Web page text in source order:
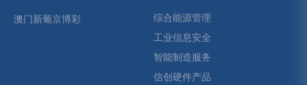
澳门新葡京博彩
综合能源管理
工业信息安全
智能制造服务
信创硬件产品